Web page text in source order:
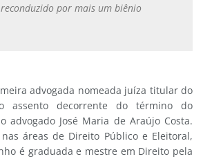
por mais um biênio
advogada nomeada juíza titular do
o assento decorrente do término do
advogado José Maria de Araújo Costa.
áreas de Direito Público e Eleitoral,
é graduada e mestre em Direito pela